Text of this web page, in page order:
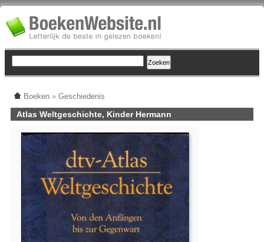
Boeken » Geschiedenis
Atlas Weltgeschichte, Kinder Hermann